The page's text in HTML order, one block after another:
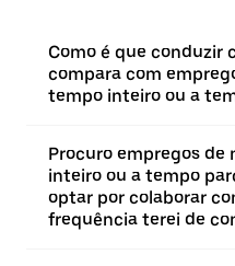
Como é que conduzir
compara com
tempo inteiro ou a
Procuro empregos
inteiro ou a tempo
optar por colaborar
frequência terei de